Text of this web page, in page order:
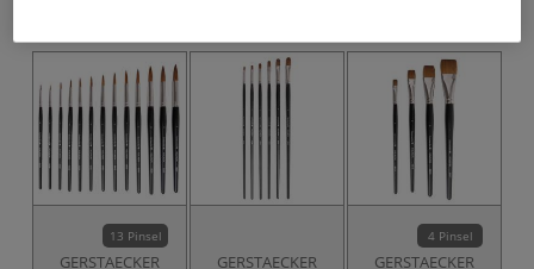
13 Pinsel
GERSTAECKER GERSTAECKER
4 Pinsel
GERSTAECKER